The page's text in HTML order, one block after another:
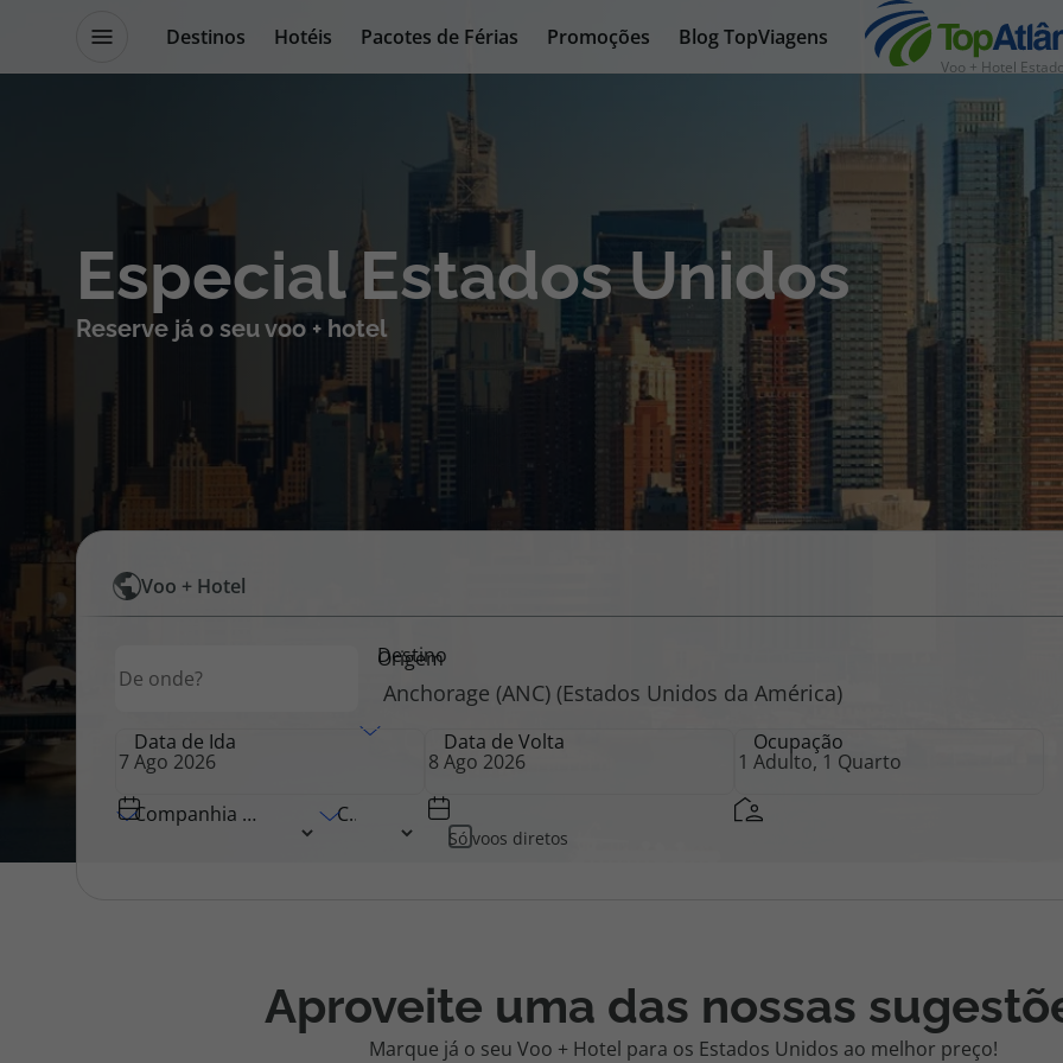
Destinos Hotéis Pacotes de Férias Promoções Blog TopViagens
Voo + Hotel
Destinos
Voos
Voos + Hotel
Pacotes de Férias
Disneyland ® Paris
Escapadinhas
Cruzeiros
Promoções
Especialistas
Blog TopViagens
Especial Estados Unidos
Reserve já o seu voo + hotel
Pesquisar
por
Voos
Voo + Hotel
Origem
Destino
Data de Ida Data de Volta Ocupação
Companhia Aérea Classe
Só voos diretos
Aproveite uma das nossas
Marque já o seu Voo + Hotel para os Estados Unidos ao melhor preço!